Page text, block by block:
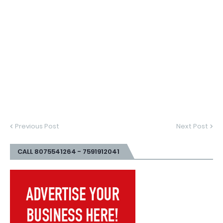
Previous Post Next Post
CALL 8075541264 - 7591912041